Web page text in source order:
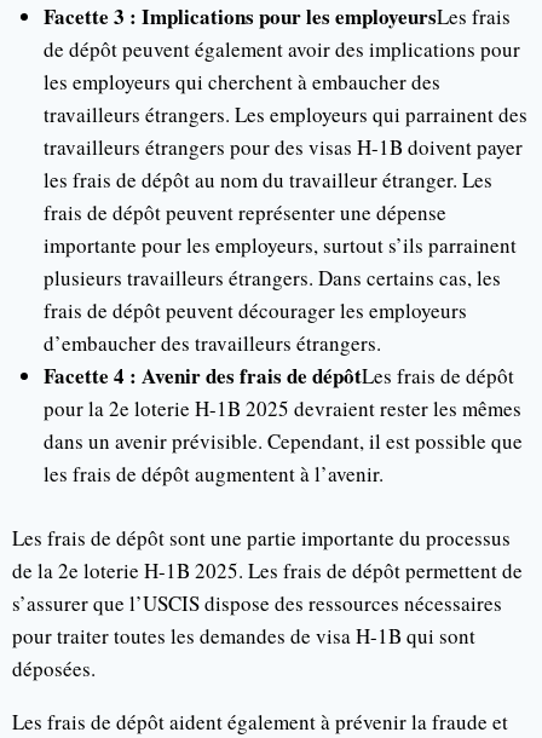
Facette 3 : Implications pour les employeursLes frais
de dépôt peuvent également avoir des implications pour
les employeurs qui cherchent à embaucher des
travailleurs étrangers. Les employeurs qui parrainent des
travailleurs étrangers pour des visas H-1B doivent payer
les frais de dépôt au nom du travailleur étranger. Les
frais de dépôt peuvent représenter une dépense
importante pour les employeurs, surtout s’ils parrainent
plusieurs travailleurs étrangers. Dans certains cas, les
frais de dépôt peuvent décourager les employeurs
d’embaucher des travailleurs étrangers.
Facette 4 : Avenir des frais de dépôtLes frais de dépôt
pour la 2e loterie H-1B 2025 devraient rester les mêmes
dans un avenir prévisible. Cependant, il est possible que
les frais de dépôt augmentent à l’avenir.
Les frais de dépôt sont une partie importante du processus
de la 2e loterie H-1B 2025. Les frais de dépôt permettent de
s’assurer que l’USCIS dispose des ressources nécessaires
pour traiter toutes les demandes de visa H-1B qui sont
déposées.
Les frais de dépôt aident également à prévenir la fraude et